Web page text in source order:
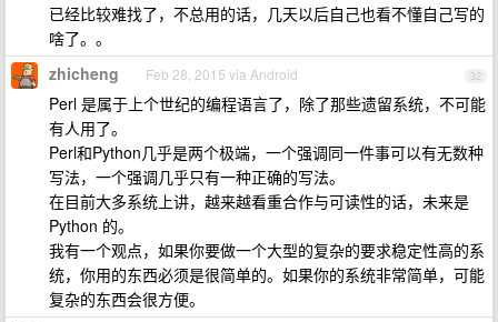
已经比较难找了，不总用的话，几天以后自己也看不懂自己写的
啥了。。
32
zhicheng Feb 28, 2015 via Android
Perl 是属于上个世纪的编程语言了，除了那些遗留系统，不可能
有人用了。
Perl和Python几乎是两个极端，一个强调同一件事可以有无数种
写法，一个强调几乎只有一种正确的写法。
在目前大多系统上讲，越来越看重合作与可读性的话，未来是
Python 的。
我有一个观点，如果你要做一个大型的复杂的要求稳定性高的系
统，你用的东西必须是很简单的。如果你的系统非常简单，可能
复杂的东西会很方便。